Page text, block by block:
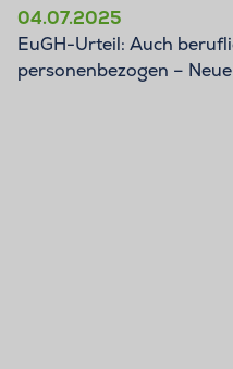
04.07.2025
EuGH-Urteil: Auch
personenbezogen –